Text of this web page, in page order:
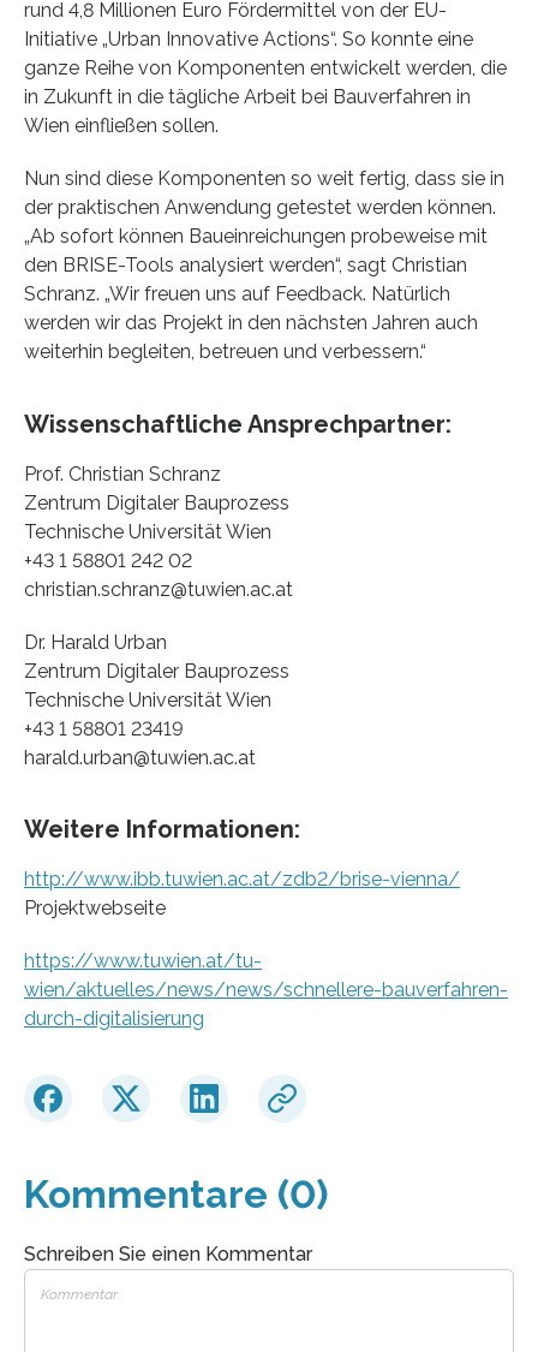
rund 4,8 Millionen Euro Fördermittel von der EU-
Initiative „Urban Innovative Actions“. So konnte eine
ganze Reihe von Komponenten entwickelt werden, die
in Zukunft in die tägliche Arbeit bei Bauverfahren in
Wien einfließen sollen.
Nun sind diese Komponenten so weit fertig, dass sie in
der praktischen Anwendung getestet werden können.
„Ab sofort können Baueinreichungen probeweise mit
den BRISE-Tools analysiert werden“, sagt Christian
Schranz. „Wir freuen uns auf Feedback. Natürlich
werden wir das Projekt in den nächsten Jahren auch
weiterhin begleiten, betreuen und verbessern.“
Wissenschaftliche Ansprechpartner:
Prof. Christian Schranz
Zentrum Digitaler Bauprozess
Technische Universität Wien
+43 1 58801 242 02
christian.schranz@tuwien.ac.at
Dr. Harald Urban
Zentrum Digitaler Bauprozess
Technische Universität Wien
+43 1 58801 23419
harald.urban@tuwien.ac.at
Weitere Informationen:
http://www.ibb.tuwien.ac.at/zdb2/brise-vienna/
Projektwebseite
https://www.tuwien.at/tu-
wien/aktuelles/news/news/schnellere-bauverfahren-
durch-digitalisierung
Kommentare (0)
Schreiben Sie einen Kommentar